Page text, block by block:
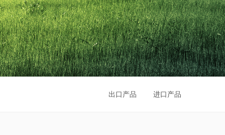
出口产品 进口产品